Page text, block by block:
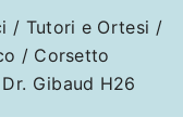
/ Tutori e Ortesi /
/ Corsetto
Gibaud H26